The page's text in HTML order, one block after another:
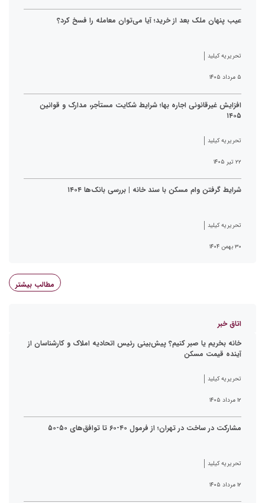
عیب پنهان ملک بعد از خرید؛ آیا می‌توان معامله را فسخ کرد؟
تحریریه کیلید
۵ مرداد ۱۴۰۵
افزایش غیرقانونی اجاره بها؛ شرایط شکایت مستأجر، مدارک و قوانین
۱۴۰۵
تحریریه کیلید
۲۲ تیر ۱۴۰۵
شرایط گرفتن وام مسکن با سند خانه | بررسی بانک‌ها ۱۴۰۴
تحریریه کیلید
۳۰ بهمن ۱۴۰۴
مطالب بیشتر
اتاق خبر
خانه بخریم یا صبر کنیم؟ پیش‌بینی رئیس اتحادیه املاک و کارشناسان از
آینده قیمت مسکن
تحریریه کیلید
۱۲ مرداد ۱۴۰۵
مشارکت در ساخت در تهران؛ از فرمول ۴۰-۶۰ تا توافق‌های ۵۰-۵۰
تحریریه کیلید
۱۲ مرداد ۱۴۰۵